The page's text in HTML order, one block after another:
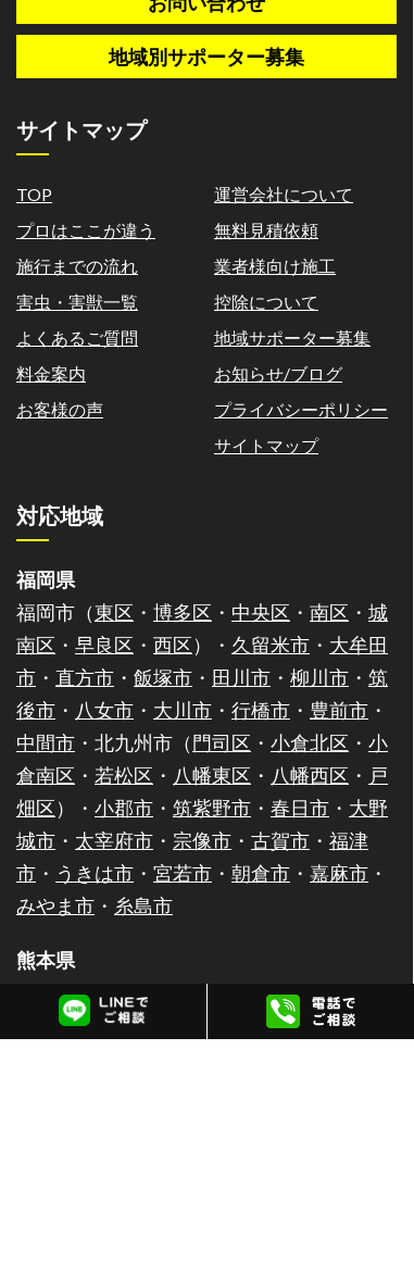
地域別サポーター募集
サイトマップ
TOP
プロはここが違う
施行までの流れ
害虫・害獣一覧
よくあるご質問
料金案内
お客様の声
運営会社について
無料見積依頼
業者様向け施工
控除について
地域サポーター募集
お知らせ/ブログ
プライバシーポリシー
サイトマップ
対応地域
福岡県
福岡市（東区 ・ 博多区 ・ 中央区 ・ 南区 ・ 城
南区 ・ 早良区 ・ 西区）・ 久留米市 ・ 大牟田
市 ・ 直方市 ・ 飯塚市 ・ 田川市 ・ 柳川市 ・ 筑
後市 ・ 八女市 ・ 大川市 ・ 行橋市 ・ 豊前市 ・
中間市 ・北九州市（門司区 ・ 小倉北区 ・ 小
倉南区 ・ 若松区 ・ 八幡東区 ・ 八幡西区 ・ 戸
畑区）・ 小郡市 ・ 筑紫野市 ・ 春日市 ・ 大野
城市 ・ 太宰府市 ・ 宗像市 ・ 古賀市 ・ 福津
市 ・ うきは市 ・ 宮若市 ・ 朝倉市 ・ 嘉麻市 ・
みやま市 ・ 糸島市
熊本県
熊本市（ 中央区 南区・西区・北
）・八代市・ 荒尾市・ 水俣市